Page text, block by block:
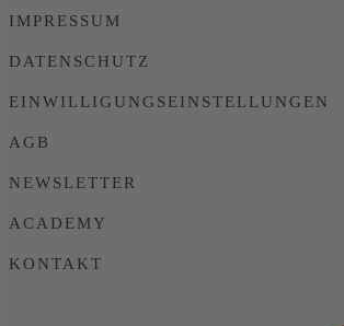
IMPRESSUM
DATENSCHUTZ
EINWILLIGUNGSEINSTELLUNGEN
AGB
NEWSLETTER
ACADEMY
KONTAKT